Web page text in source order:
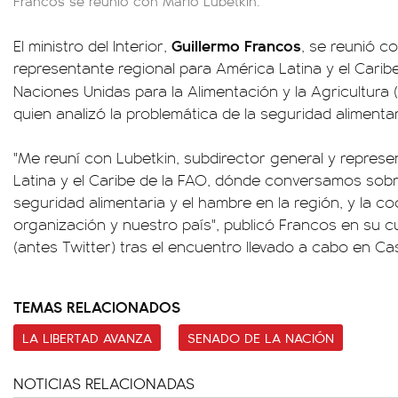
El ministro del Interior, Guillermo Francos, se reunió
representante regional para América Latina y el
Naciones Unidas para la Alimentación y la Agricultura
quien analizó la problemática de la seguridad
"Me reuní con Lubetkin, subdirector general y
Latina y el Caribe de la FAO, dónde conversamos
seguridad alimentaria y el hambre en la región, y la
organización y nuestro país", publicó Francos en su
(antes Twitter) tras el encuentro llevado a cabo en
TEMAS RELACIONADOS
LA LIBERTAD AVANZA SENADO DE LA NACIÓN
NOTICIAS RELACIONADAS